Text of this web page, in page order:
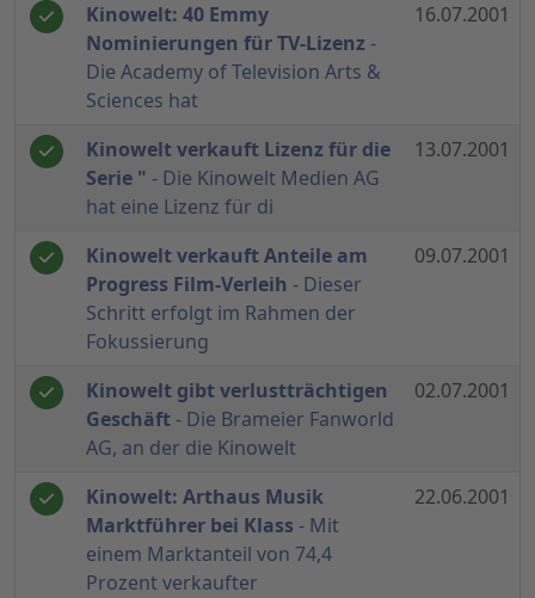
Kinowelt: 40 Emmy
Nominierungen für TV-Lizenz -
Die Academy of Television Arts &
Sciences hat
16.07.2001
Kinowelt verkauft Lizenz für die
Serie " - Die Kinowelt Medien AG
hat eine Lizenz für di
13.07.2001
Kinowelt verkauft Anteile am
Progress Film-Verleih - Dieser
Schritt erfolgt im Rahmen der
Fokussierung
09.07.2001
Kinowelt gibt verlustträchtigen
Geschäft - Die Brameier Fanworld
AG, an der die Kinowelt
02.07.2001
Kinowelt: Arthaus Musik
Marktführer bei Klass - Mit
einem Marktanteil von 74,4
Prozent verkaufter
22.06.2001